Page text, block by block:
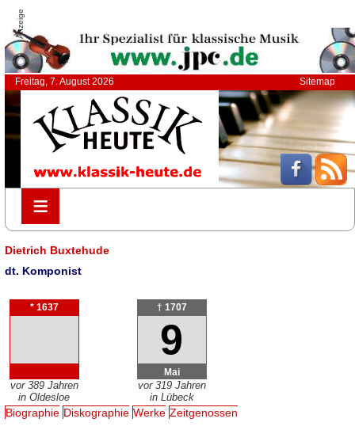
Anzeige
Freitag, 7. August 2026 Sitemap
≡
≡
Dietrich Buxtehude
dt. Komponist
* 1637
vor 389 Jahren
in Oldesloe
† 1707
9
Mai
vor 319 Jahren
in Lübeck
Biographie Diskographie Werke Zeitgenossen